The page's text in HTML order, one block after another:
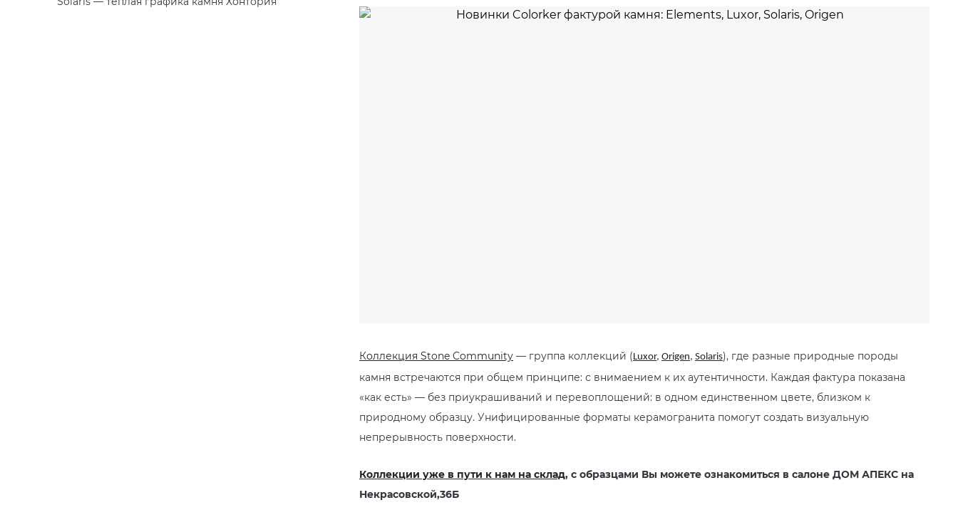
Коллекция Stone Community — группа коллекций (Luxor, Origen, Solaris), где разные природные породы
камня встречаются при общем принципе: с внимаением к их аутентичности. Каждая фактура показана
«как есть» — без приукрашиваний и перевоплощений: в одном единственном цвете, близком к
природному образцу. Унифицированные форматы керамогранита помогут создать визуальную
непрерывность поверхности.
Коллекции уже в пути к нам на склад, с образцами Вы можете ознакомиться в салоне ДОМ АПЕКС на
Некрасовской,36Б